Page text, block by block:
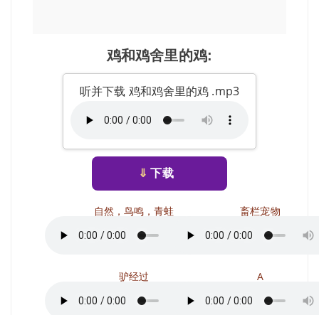
鸡和鸡舍里的鸡:
听并下载 鸡和鸡舍里的鸡 .mp3
⇓ 下载
自然，鸟鸣，青蛙
驴经过
畜栏宠物
A